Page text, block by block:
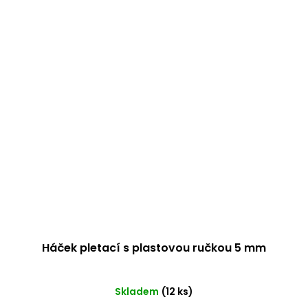
Háček pletací s plastovou ručkou 5 mm
Průměrné
Skladem (12 ks)